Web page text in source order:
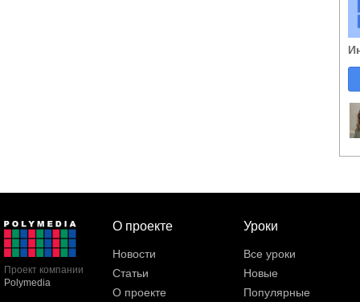
Проект компании
Polymedia
О проекте
Новости
Статьи
О проекте
Уроки
Все уроки
Новые
Популярные